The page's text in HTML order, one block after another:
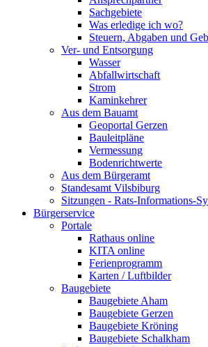
Sachgebiete
Was erledige ich wo?
Steuern, Abgaben und
Ver- und Entsorgung
Wasser
Abfallwirtschaft
Strom
Kaminkehrer
Aus dem Bauamt
Geoportal Gerzen
Bauleitpläne
Vermessung
Bodenrichtwerte
Aus dem Bürgeramt
Standesamt Vilsbiburg
Sitzungen - Rats-Informations-
Bürgerservice
Portale
Rathaus online
KITA online
Ferienprogramm
Karten / Luftbilder
Baugebiete
Baugebiete Aham
Baugebiete Gerzen
Baugebiete Kröning
Baugebiete Schalkham